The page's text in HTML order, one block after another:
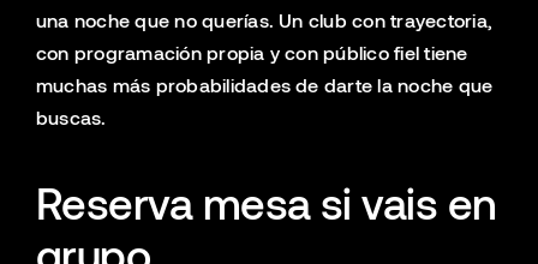
una noche que no querías. Un club con trayectoria,
con programación propia y con público fiel tiene
muchas más probabilidades de darte la noche que
buscas.
Reserva mesa si vais en